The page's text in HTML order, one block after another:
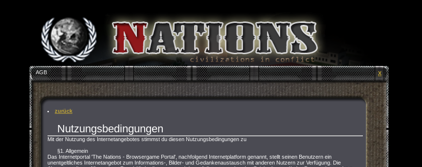
AGB X
zurück
Nutzungsbedingungen
Mit der Nutzung des Internetangebotes stimmst du diesen Nutzungsbedingungen zu
§1. Allgemein
Das Internetportal 'The Nations - Browsergame Portal', nachfolgend Internetplatform genannt, stellt seinen Benutzern ein
unentgeltliches Internetangebot zum Informations-, Bilder- und Gedankenaustausch mit anderen Nutzern zur Verfügung. Die